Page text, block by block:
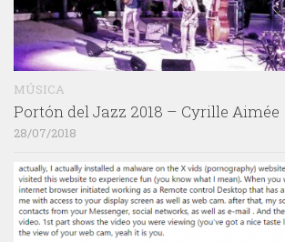
MÚSICA
Portón del Jazz 2018 – Cyrille Aimée
28/07/2018